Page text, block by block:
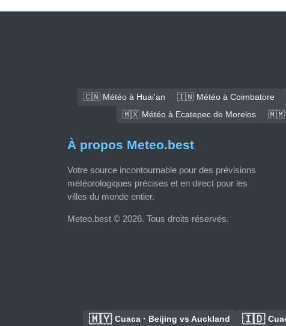
🇨🇳 Météo à Huai'an 🇮🇳 Météo à Coimbatore
🇲🇽 Météo à Ecatepec de Morelos
🇲🇲
À propos Meteo.best
Votre source incontournable pour des prévisions
météorologiques précises et en direct pour les
villes du monde entier.
Meteo.best © 2026. Tous droits réservés.
🇲🇾 Cuaca · Beijing vs Auckland 🇮🇩